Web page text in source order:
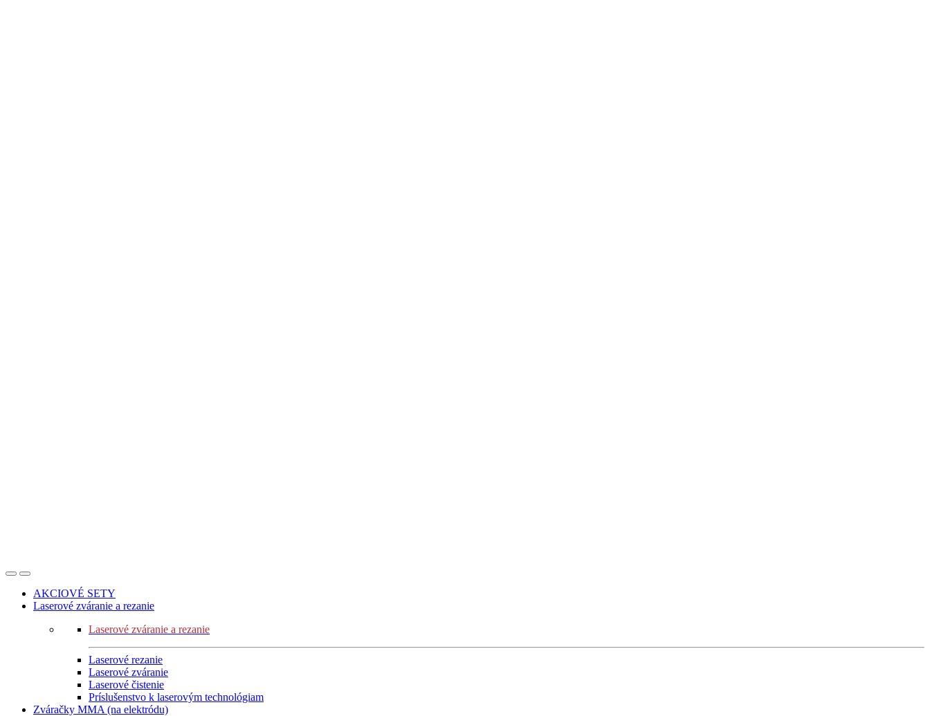
AKCIOVÉ SETY
Laserové zváranie a rezanie
Laserové zváranie a rezanie
Laserové rezanie
Laserové zváranie
Laserové čistenie
Príslušenstvo k laserovým technológiam
Zváračky MMA (na elektródu)